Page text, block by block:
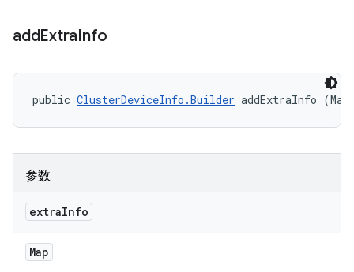
addExtraInfo
public ClusterDeviceInfo.Builder addExtraInfo
参数
extraInfo
Map